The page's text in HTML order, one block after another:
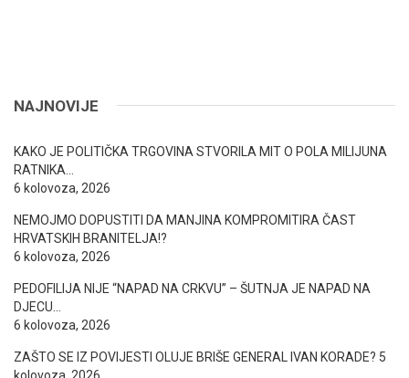
NAJNOVIJE
KAKO JE POLITIČKA TRGOVINA STVORILA MIT O POLA MILIJUNA
RATNIKA…
6 kolovoza, 2026
NEMOJMO DOPUSTITI DA MANJINA KOMPROMITIRA ČAST
HRVATSKIH BRANITELJA!?
6 kolovoza, 2026
PEDOFILIJA NIJE “NAPAD NA CRKVU” – ŠUTNJA JE NAPAD NA
DJECU…
6 kolovoza, 2026
ZAŠTO SE IZ POVIJESTI OLUJE BRIŠE GENERAL IVAN KORADE? 5
kolovoza, 2026